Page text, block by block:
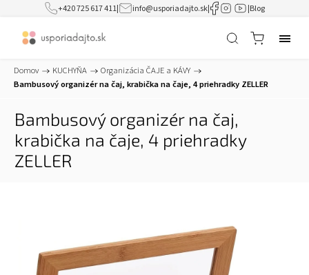
+420 725 617 411| info@usporiadajto.sk| |Blog
Domov / KUCHYŇA / Organizácia ČAJE a KÁVY /
Bambusový organizér na čaj, krabička na čaje, 4 priehradky ZELLER
Bambusový organizér na čaj,
krabička na čaje, 4 priehradky
ZELLER